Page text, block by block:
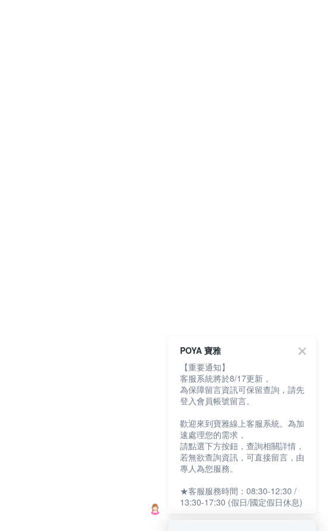
POYA 寶雅
【重要通知】
客服系統將於8/17更新，
為保障留言資訊可保留查詢，請先
登入會員帳號留言。
歡迎來到寶雅線上客服系統。為加
速處理您的需求，
請點選下方按鈕，查詢相關詳情，
若無欲查詢資訊，可直接留言，由
專人為您服務。
★客服服務時間：08:30-12:30 /
13:30-17:30 (假日/國定假日休息)